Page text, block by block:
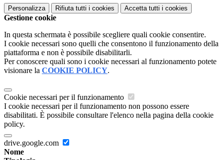
Personalizza Rifiuta tutti i cookies Accetta tutti i cookies
Gestione cookie
In questa schermata è possibile scegliere quali cookie consentire.
I cookie necessari sono quelli che consentono il funzionamento della
piattaforma e non è possibile disabilitarli.
Per conoscere quali sono i cookie necessari al funzionamento potete
visionare la COOKIE POLICY.
Cookie necessari per il funzionamento
I cookie necessari per il funzionamento non possono essere
disabilitati. È possibile consultare l'elenco nella pagina della cookie
policy.
drive.google.com
Nome